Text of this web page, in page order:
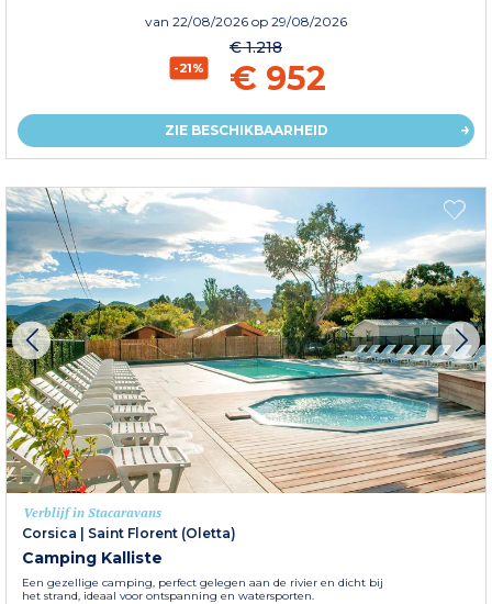
van 22/08/2026 op 29/08/2026
-21%
€ 1.218
€ 952
ZIE BESCHIKBAARHEID
Verblijf in Stacaravans
Corsica | Saint Florent (Oletta)
Camping Kalliste
Een gezellige camping, perfect gelegen aan de rivier en dicht bij
het strand, ideaal voor ontspanning en watersporten.